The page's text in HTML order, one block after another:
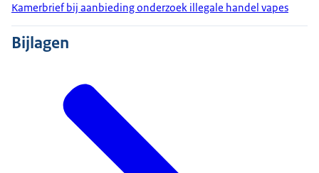
Kamerbrief bij aanbieding onderzoek illegale handel vapes
Bijlagen